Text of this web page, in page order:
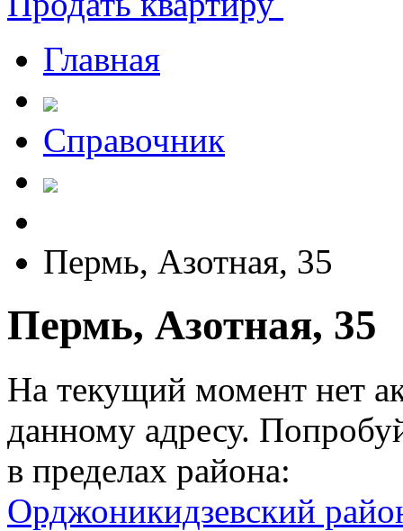
Главная
Справочник
Пермь, Азотная, 35
Пермь, Азотная, 35
На текущий момент нет
данному адресу.
в пределах района:
Орджоникидзевский